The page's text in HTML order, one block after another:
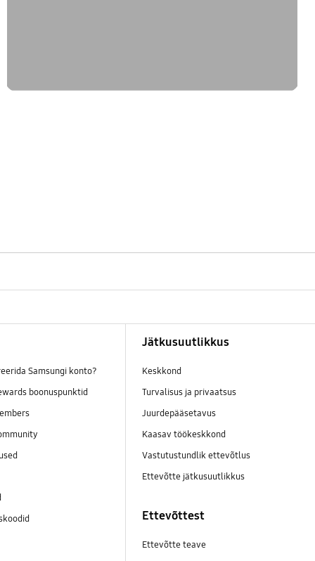
Samsungi konto?
boonuspunktid
Jätkusuutlikkus
Keskkond
Turvalisus ja privaatsus
Juurdepääsetavus
Kaasav töökeskkond
Vastutustundlik ettevõtlus
Ettevõtte jätkusuutlikkus
Ettevõttest
Ettevõtte teave